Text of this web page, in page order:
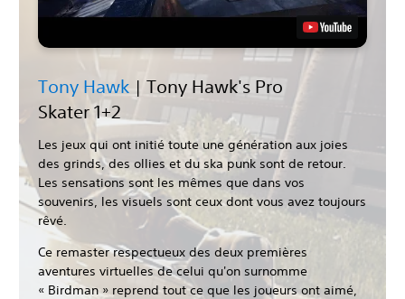
Tony Hawk | Tony Hawk's Pro
Skater 1+2
Les jeux qui ont initié toute une génération aux joies
des grinds, des ollies et du ska punk sont de retour.
Les sensations sont les mêmes que dans vos
souvenirs, les visuels sont ceux dont vous avez toujours
rêvé.
Ce remaster respectueux des deux premières
aventures virtuelles de celui qu'on surnomme
« Birdman » reprend tout ce que les joueurs ont aimé,